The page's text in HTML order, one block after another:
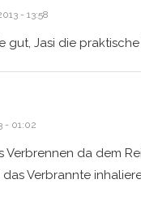
- 13:58
gut, Jasi die
- 01:02
Verbrennen da dem
das Verbrannte